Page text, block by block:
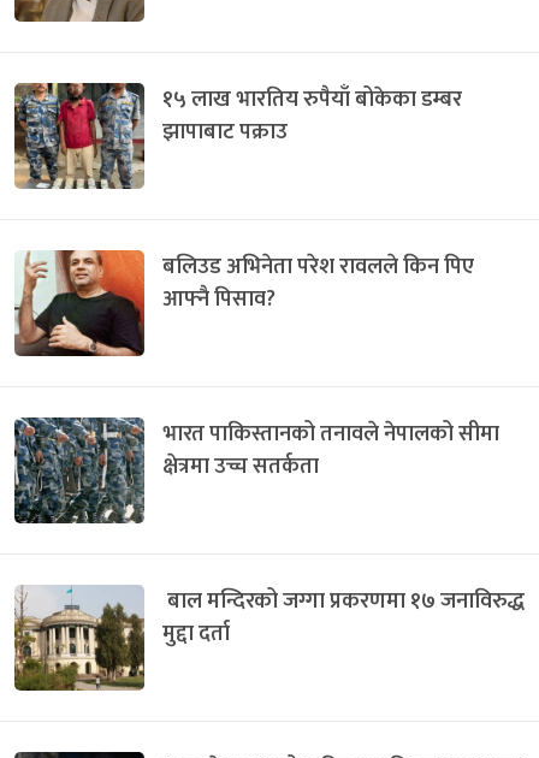
१५ लाख भारतिय रुपैयाँ बोकेका डम्बर
झापाबाट पक्राउ
बलिउड अभिनेता परेश रावलले किन पिए
आफ्नै पिसाव?
भारत पाकिस्तानको तनावले नेपालको सीमा
क्षेत्रमा उच्च सतर्कता
बाल मन्दिरको जग्गा प्रकरणमा १७ जनाविरुद्ध
मुद्दा दर्ता